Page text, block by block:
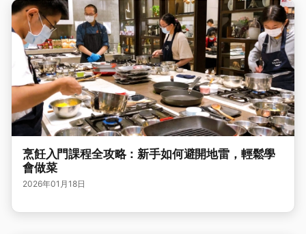
烹飪入門課程全攻略：新手如何避開地雷，輕鬆學
會做菜
2026年01月18日